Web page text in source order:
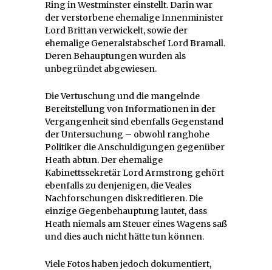
Ring in Westminster einstellt. Darin war
der verstorbene ehemalige Innenminister
Lord Brittan verwickelt, sowie der
ehemalige Generalstabschef Lord Bramall.
Deren Behauptungen wurden als
unbegründet abgewiesen.
Die Vertuschung und die mangelnde
Bereitstellung von Informationen in der
Vergangenheit sind ebenfalls Gegenstand
der Untersuchung – obwohl ranghohe
Politiker die Anschuldigungen gegenüber
Heath abtun. Der ehemalige
Kabinettssekretär Lord Armstrong gehört
ebenfalls zu denjenigen, die Veales
Nachforschungen diskreditieren. Die
einzige Gegenbehauptung lautet, dass
Heath niemals am Steuer eines Wagens saß
und dies auch nicht hätte tun können.
Viele Fotos haben jedoch dokumentiert,